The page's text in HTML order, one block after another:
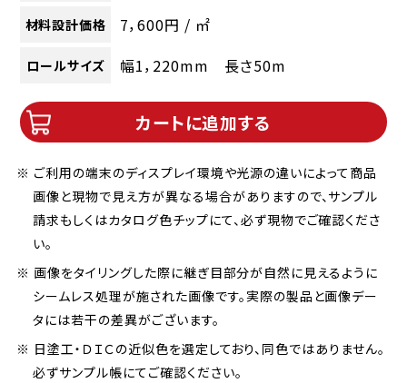
材料設計価格 7，600円 / ㎡
ロールサイズ 幅1，220mm 長さ50m
カートに追加する
※ ご利用の端末のディスプレイ環境や光源の違いによって商品
画像と現物で見え方が異なる場合がありますので、サンプル
請求もしくはカタログ色チップにて、必ず現物でご確認くださ
い。
※ 画像をタイリングした際に継ぎ目部分が自然に見えるように
シームレス処理が施された画像です。実際の製品と画像デー
タには若干の差異がございます。
※ 日塗工・ＤＩＣの近似色を選定しており、同色ではありません。
必ずサンプル帳にてご確認ください。